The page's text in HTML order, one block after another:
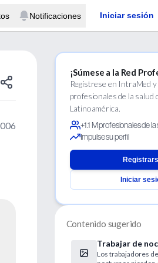
Notificaciones Iniciar sesión
¡Súmese a la Red
Regístrese en IntraMed
profesionales de la salud
Latinoamérica.
+1.1 M profesionales de
Impulse su perfil
Iniciar
Contenido sugerido
Trabajar de
años de vida
Los trabajadores